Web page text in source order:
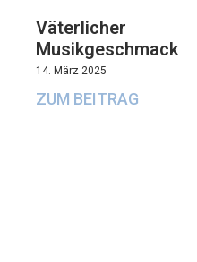
Väterlicher
Musikgeschmack
14. März 2025
ZUM BEITRAG